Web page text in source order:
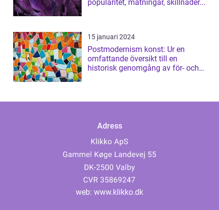
popularitet, mätningar, skillnader...
15 januari 2024
Postmodernism konst: Ur en
omfattande översikt till en
historisk genomgång av för- och
Adress
web: www.klikko.dk